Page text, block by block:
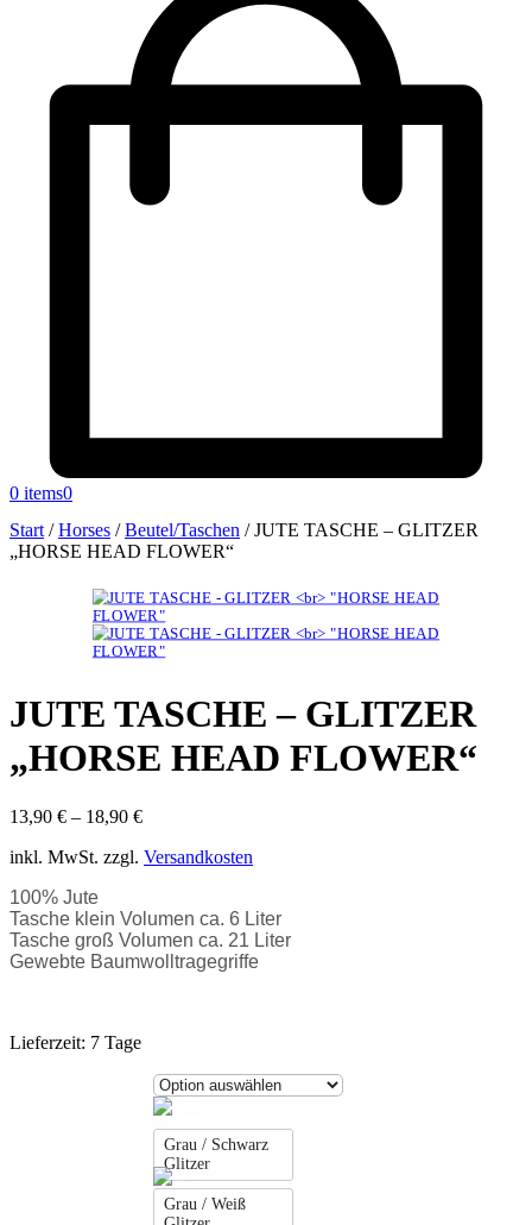
0 items0
Start /Horses /Beutel/Taschen /JUTE TASCHE – GLITZER
„HORSE HEAD FLOWER“
JUTE TASCHE – GLITZER
„HORSE HEAD FLOWER“
13,90 € – 18,90 €
inkl. MwSt. zzgl. Versandkosten
100% Jute
Tasche klein Volumen ca. 6 Liter
Tasche groß Volumen ca. 21 Liter
Gewebte Baumwolltragegriffe
Lieferzeit: 7 Tage
Grau / Schwarz
Glitzer
Grau / Weiß